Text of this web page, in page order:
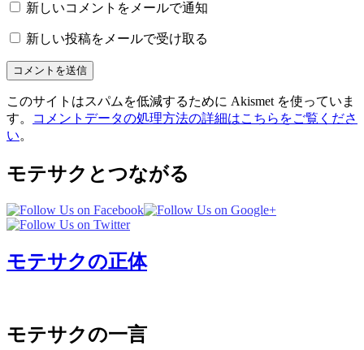
新しいコメントをメールで通知
新しい投稿をメールで受け取る
このサイトはスパムを低減するために Akismet を使っていま
す。
コメントデータの処理方法の詳細はこちらをご覧くださ
い。
モテサクとつながる
モテサクの正体
モテサクの一言